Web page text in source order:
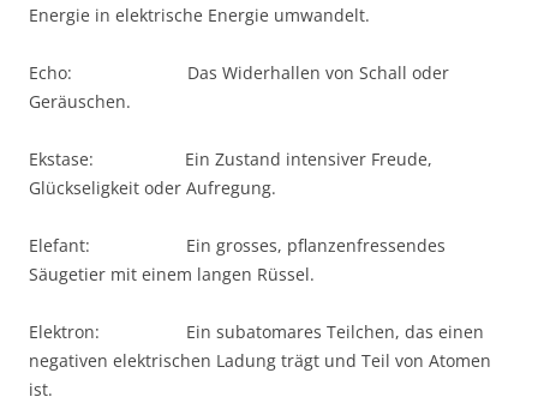
Energie in elektrische Energie umwandelt.
Echo: Das Widerhallen von Schall oder
Geräuschen.
Ekstase: Ein Zustand intensiver Freude,
Glückseligkeit oder Aufregung.
Elefant: Ein grosses, pflanzenfressendes
Säugetier mit einem langen Rüssel.
Elektron: Ein subatomares Teilchen, das einen
negativen elektrischen Ladung trägt und Teil von Atomen
ist.